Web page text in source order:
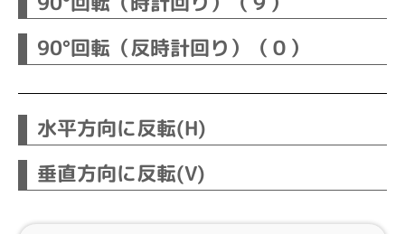
90°回転（反時計回り）（０）
水平方向に反転(H)
垂直方向に反転(V)